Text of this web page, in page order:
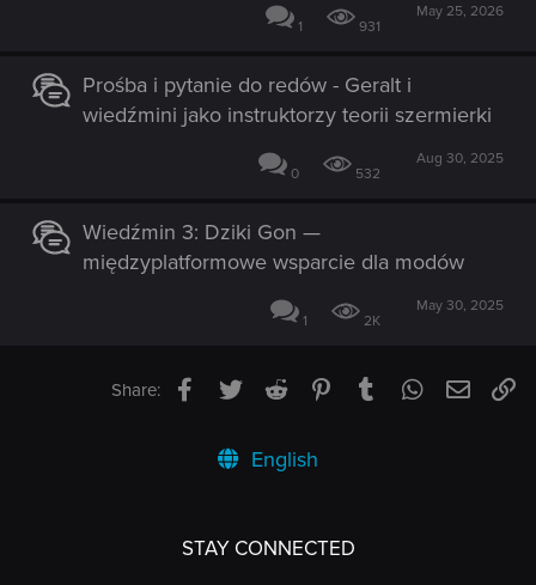
1 931
May 25, 2026
Prośba i pytanie do redów - Geralt i
wiedźmini jako instruktorzy teorii szermierki
0 532
Aug 30, 2025
Wiedźmin 3: Dziki Gon —
międzyplatformowe wsparcie dla modów
1 2K
May 30, 2025
Share: Facebook
TwitterReddit PinterestTumblrWhatsApp
Email
English
STAY CONNECTED